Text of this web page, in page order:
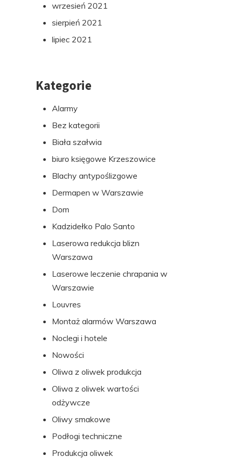
wrzesień 2021
sierpień 2021
lipiec 2021
Kategorie
Alarmy
Bez kategorii
Biała szałwia
biuro księgowe Krzeszowice
Blachy antypoślizgowe
Dermapen w Warszawie
Dom
Kadzidełko Palo Santo
Laserowa redukcja blizn
Warszawa
Laserowe leczenie chrapania w
Warszawie
Louvres
Montaż alarmów Warszawa
Noclegi i hotele
Nowości
Oliwa z oliwek produkcja
Oliwa z oliwek wartości
odżywcze
Oliwy smakowe
Podłogi techniczne
Produkcja oliwek